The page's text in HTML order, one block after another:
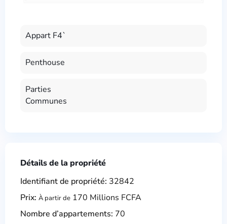
Appart F4`
Penthouse
Parties
Communes
Détails de la propriété
Identifiant de propriété: 32842
Prix: À partir de 170 Millions FCFA
Nombre d’appartements: 70